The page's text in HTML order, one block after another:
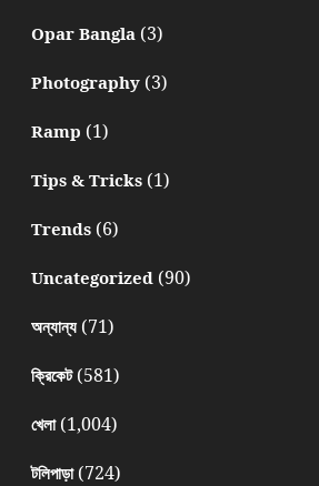
Opar Bangla(3)
Photography(3)
Ramp (1)
Tips & Tricks(1)
Trends(6)
Uncategorized(90)
অন্যান্য(71)
ক্রিকেট(581)
খেলা(1,004)
টলিপাড়া(724)